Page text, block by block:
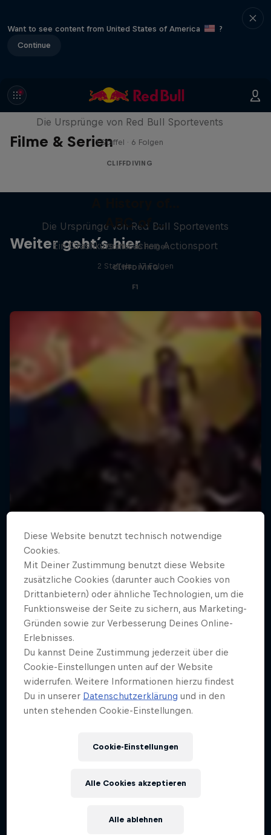
Want to see content from United States of America
?
Continue
Filme & Serien
A History of...
Die Ursprünge von Red Bull Sportevents
1 Staffel · 6 Folgen
CLIFFDIVING
Weiter geht´s hier
Die Ursprünge von Red Bull Sportevents
1 Staffel · 6 Folgen
CLIFFDIVING
ABC of ...
Ein Crashkurs in Sachen Actionsport
2 Staffeln · 17 Folgen
F1
Diese Website benutzt technisch notwendige
Cookies.
Mit Deiner Zustimmung benutzt diese Website
zusätzliche Cookies (darunter auch Cookies von
Drittanbietern) oder ähnliche Technologien, um die
Funktionsweise der Seite zu sichern, aus Marketing-
Gründen sowie zur Verbesserung Deines Online-
Erlebnisses.
Du kannst Deine Zustimmung jederzeit über die
Cookie-Einstellungen unten auf der Website
widerrufen. Weitere Informationen hierzu findest
Du in unserer Datenschutzerklärung und in den
unten stehenden Cookie-Einstellungen.
Cookie-Einstellungen
Alle ablehnen
Alle Cookies akzeptieren